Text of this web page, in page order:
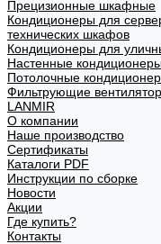
Прецизионные шкафные
Кондиционеры для
технических шкафов
Кондиционеры для
Настенные
Потолочные
Фильтрующие
LANMIR
О компании
Наше производство
Сертификаты
Каталоги PDF
Инструкции по сборке
Новости
Акции
Где купить?
Контакты